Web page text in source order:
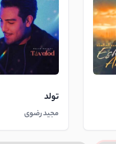
تولد
مجید رضوی